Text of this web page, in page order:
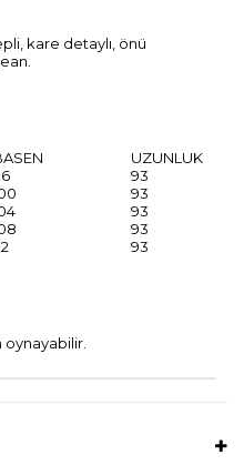
kare detaylı, önü
UZUNLUK
93
93
93
93
93
oynayabilir.